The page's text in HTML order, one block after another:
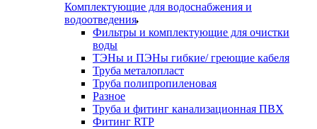
Комплектующие для водоснабжения и
водоотведения
Фильтры и комплектующие для очистки
воды
ТЭНы и ПЭНы гибкие/ греющие кабеля
Труба металопласт
Труба полипропиленовая
Разное
Труба и фитинг канализационная ПВХ
Фитинг RTP